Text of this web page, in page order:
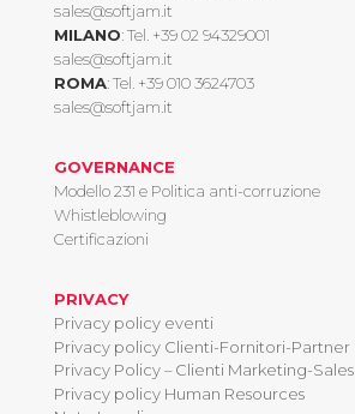
sales@softjam.it
MILANO: Tel. +39 02 94329001
sales@softjam.it
ROMA: Tel. +39 010 3624703
sales@softjam.it
GOVERNANCE
Modello 231 e Politica anti-corruzione
Whistleblowing
Certificazioni
PRIVACY
Privacy policy eventi
Privacy policy Clienti-Fornitori-Partner
Privacy Policy – Clienti Marketing-Sales
Privacy policy Human Resources